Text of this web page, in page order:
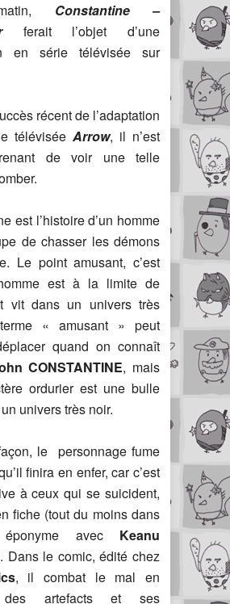
Constantine –
ferait l’objet d’une
en série télévisée sur
récent de l’adaptation
télévisée Arrow, il n’est
de voir une telle
est l’histoire d’un homme
de chasser les démons
Le point amusant, c’est
est à la limite de
vit dans un univers très
« amusant » peut
quand on connaît
CONSTANTINE, mais
ordurier est une bulle
univers très noir.
le personnage fume
finira en enfer, car c’est
à ceux qui se suicident,
fiche (tout du moins dans
avec Keanu
Dans le comic, édité chez
, il combat le mal en
des artefacts et ses